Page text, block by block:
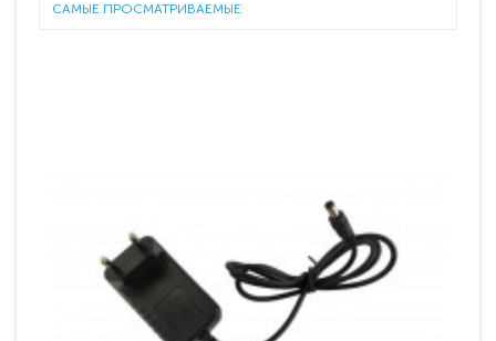
САМЫЕ ПРОСМАТРИВАЕМЫЕ